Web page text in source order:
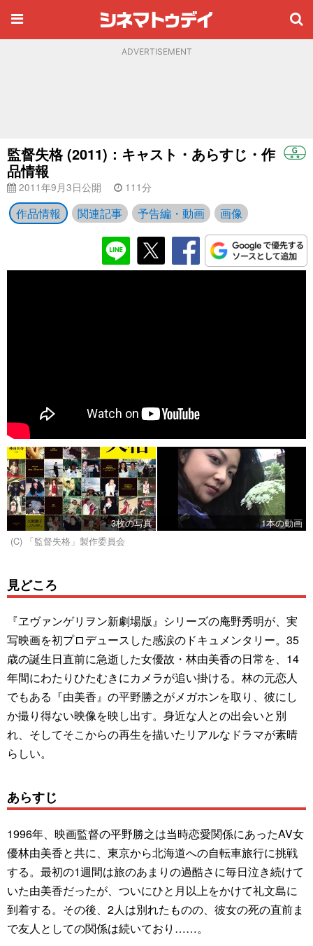
ADVERTISEMENT
監督失格 (2011)：キャスト・あらすじ・作
品情報
2011年9月3日公開 111分
作品情報 関連記事 予告編・動画 画像
3枚の写真
1本の動画
(C) 「監督失格」製作委員会
見どころ
『ヱヴァンゲリヲン新劇場版』シリーズの庵野秀明が、実
写映画を初プロデュースした感涙のドキュメンタリー。35
歳の誕生日直前に急逝した女優故・林由美香の日常を、14
年間にわたりひたむきにカメラが追い掛ける。林の元恋人
でもある『由美香』の平野勝之がメガホンを取り、彼にし
か撮り得ない映像を映し出す。身近な人との出会いと別
れ、そしてそこからの再生を描いたリアルなドラマが素晴
らしい。
あらすじ
1996年、映画監督の平野勝之は当時恋愛関係にあったAV女
優林由美香と共に、東京から北海道への自転車旅行に挑戦
する。最初の1週間は旅のあまりの過酷さに毎日泣き続けて
いた由美香だったが、ついにひと月以上をかけて礼文島に
到着する。その後、2人は別れたものの、彼女の死の直前ま
で友人としての関係は続いており……。